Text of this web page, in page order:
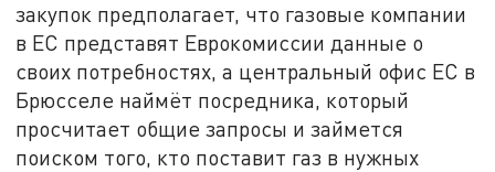
закупок предполагает, что газовые компании
в ЕС представят Еврокомиссии данные о
своих потребностях, а центральный офис ЕС в
Брюсселе наймёт посредника, который
просчитает общие запросы и займется
поиском того, кто поставит газ в нужных